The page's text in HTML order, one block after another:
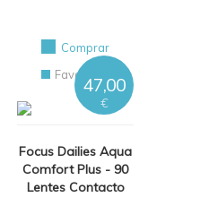
Comprar
Favoritos
Focus Dailies Aqua
Comfort Plus - 90
Lentes Contacto
47,00
€